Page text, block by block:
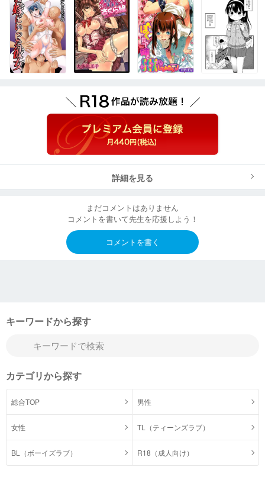
詳細を見る
まだコメントはありません
コメントを書いて先生を応援しよう！
コメントを書く
キーワードから探す
カテゴリから探す
総合TOP 男性
女性 TL（ティーンズラブ）
BL（ボーイズラブ） R18（成人向け）